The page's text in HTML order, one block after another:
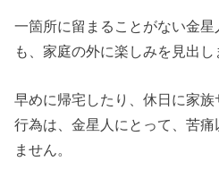
一箇所に留まることがない金
も、家庭の外に楽しみを見出し
早めに帰宅したり、休日に家族
行為は、金星人にとって、苦痛
ません。